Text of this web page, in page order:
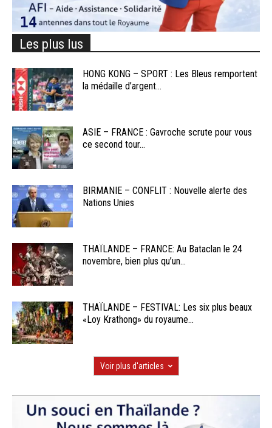
Les plus lus
HONG KONG – SPORT : Les Bleus remportent
la médaille d’argent...
ASIE – FRANCE : Gavroche scrute pour vous
ce second tour...
BIRMANIE – CONFLIT : Nouvelle alerte des
Nations Unies
THAÏLANDE – FRANCE: Au Bataclan le 24
novembre, bien plus qu’un...
THAÏLANDE – FESTIVAL: Les six plus beaux
«Loy Krathong» du royaume...
Voir plus d'articles